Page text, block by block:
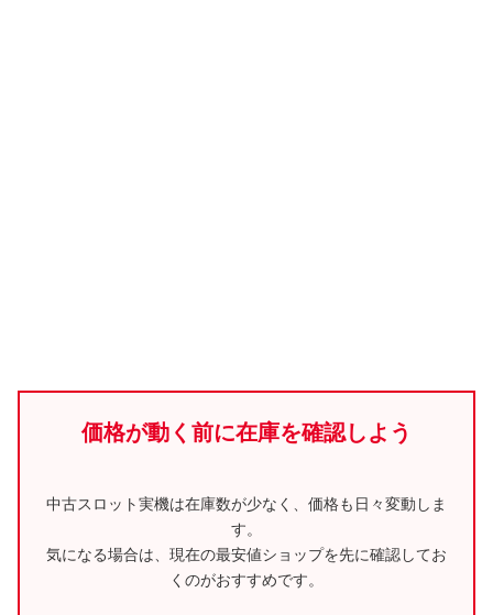
価格が動く前に在庫を確認しよう
中古スロット実機は在庫数が少なく、価格も日々変動しま
す。
気になる場合は、現在の最安値ショップを先に確認してお
くのがおすすめです。